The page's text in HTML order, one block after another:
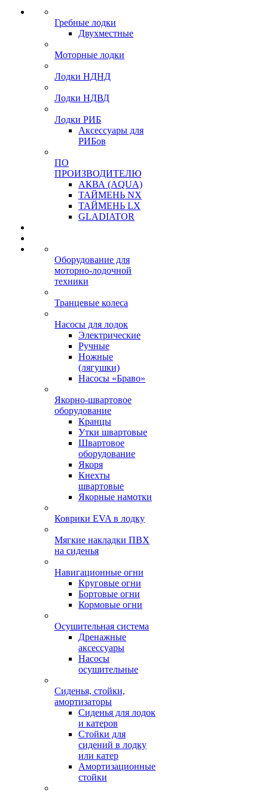
Гребные лодки
Двухместные
Моторные лодки
Лодки НДНД
Лодки НДВД
Лодки РИБ
Аксессуары для
РИБов
ПО
ПРОИЗВОДИТЕЛЮ
АКВА (AQUA)
ТАЙМЕНЬ NX
ТАЙМЕНЬ LX
GLADIATOR
Оборудование для
моторно-лодочной
техники
Транцевые колеса
Насосы для лодок
Электрические
Ручные
Ножные
(лягушки)
Насосы «Браво»
Якорно-швартовое
оборудование
Кранцы
Утки швартовые
Швартовое
оборудование
Якоря
Кнехты
швартовые
Якорные намотки
Коврики EVA в лодку
Мягкие накладки ПВХ
на сиденья
Навигационные огни
Круговые огни
Бортовые огни
Кормовые огни
Осушительная система
Дренажные
аксессуары
Насосы
осушительные
Сиденья, стойки,
амортизаторы
Сиденья для лодок
и катеров
Стойки для
сидений в лодку
или катер
Амортизационные
стойки